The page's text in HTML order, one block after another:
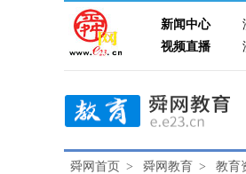
新闻中心
视频直播
舜网首页 > 舜网教育 > 教育